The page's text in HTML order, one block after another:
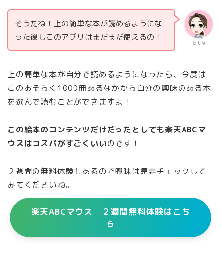
ともな
そうだね！上の簡単な本が読めるようにな
った後もこのアプリはまだまだ使えるの！
上の簡単な本が自分で読めるようになったら、今度は
このおそらく1000冊あるなかから自分の興味のある本
を選んで読むことができますよ！
この絵本のコンテンツだけだったとしても楽天ABCマ
ウスはコスパがすごくいいのです！
２週間の無料体験もあるので興味は是非チェックして
みてくださいね。
楽天ABCマウス ２週間無料体験はこち
ら